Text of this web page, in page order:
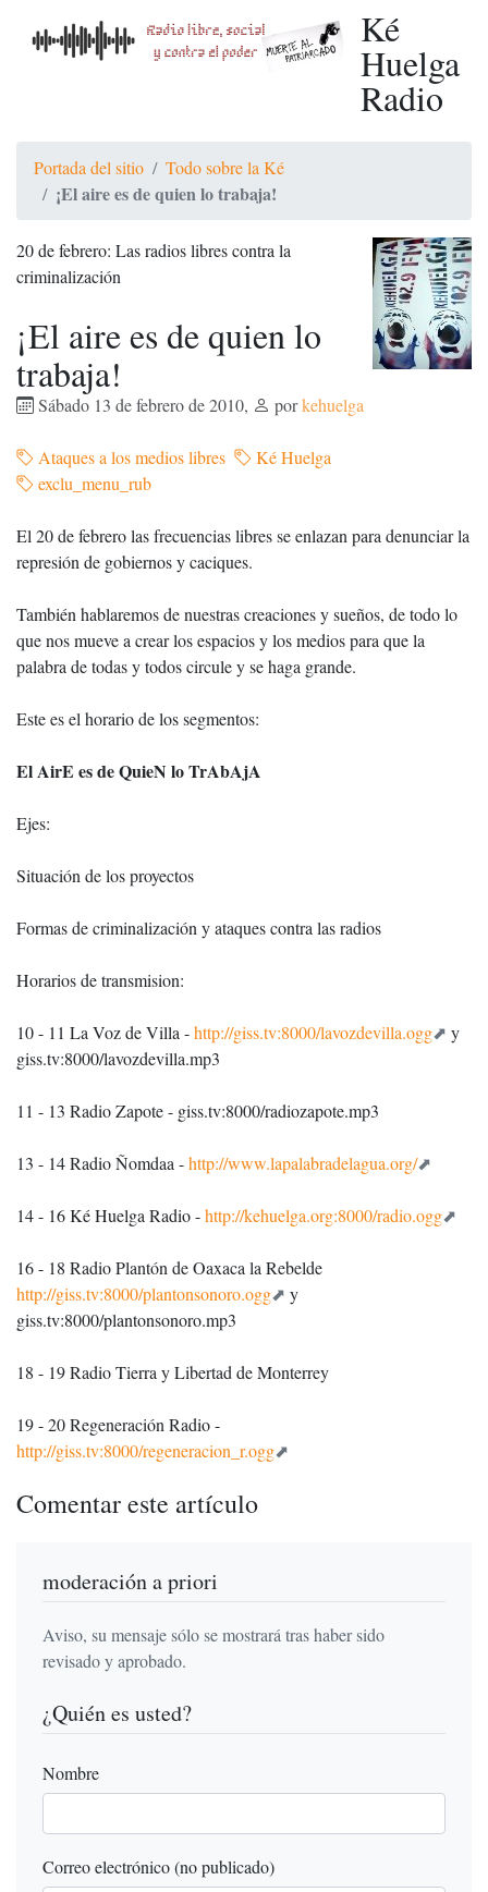
Ké
Huelga
Radio
Portada del sitio Todo sobre la Ké
¡El aire es de quien lo trabaja!
20 de febrero: Las radios libres contra la
criminalización
¡El aire es de quien lo
trabaja!
Sábado 13 de febrero de 2010, porkehuelga
Ataques a los medios libres
Ké Huelga
exclu_menu_rub
El 20 de febrero las frecuencias libres se enlazan para denunciar la
represión de gobiernos y caciques.
También hablaremos de nuestras creaciones y sueños, de todo lo
que nos mueve a crear los espacios y los medios para que la
palabra de todas y todos circule y se haga grande.
Este es el horario de los segmentos:
El AirE es de QuieN lo TrAbAjA
Ejes:
Situación de los proyectos
Formas de criminalización y ataques contra las radios
Horarios de transmision:
10 - 11 La Voz de Villa -http://giss.tv:8000/lavozdevilla.ogg
y
giss.tv:8000/lavozdevilla.mp3
11 - 13 Radio Zapote - giss.tv:8000/radiozapote.mp3
13 - 14 Radio Ñomdaa -http://www.lapalabradelagua.org/
14 - 16 Ké Huelga Radio -http://kehuelga.org:8000/radio.ogg
16 - 18 Radio Plantón de Oaxaca la Rebelde
http://giss.tv:8000/plantonsonoro.ogg
y
giss.tv:8000/plantonsonoro.mp3
18 - 19 Radio Tierra y Libertad de Monterrey
19 - 20 Regeneración Radio -
http://giss.tv:8000/regeneracion_r.ogg
Comentar este artículo
moderación a priori
Aviso, su mensaje sólo se mostrará tras haber sido
revisado y aprobado.
¿Quién es usted?
Nombre
Correo electrónico (no publicado)